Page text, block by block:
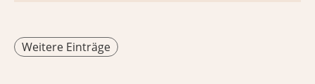
Weitere Einträge